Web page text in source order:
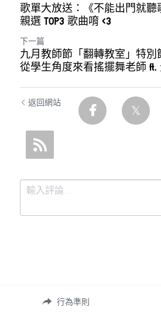
歌單大放送：《不能出門就聽
親選 TOP3 歌曲唷 <3
下一篇
九月教師節「翻轉教室」特別
從學生角度來看搖擺舞老師 ft.
返回網站
提交 取消
行為準則